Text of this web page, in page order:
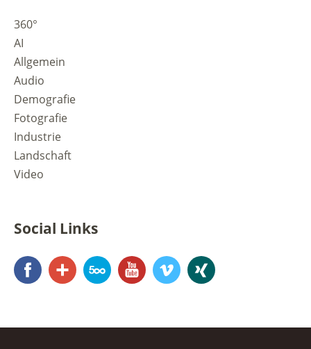
360°
AI
Allgemein
Audio
Demografie
Fotografie
Industrie
Landschaft
Video
Social Links
FacebookGoogle+500px YouTubeVimeo